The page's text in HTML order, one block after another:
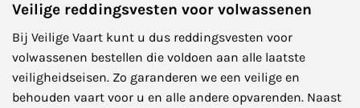
Veilige reddingsvesten voor volwassenen
Bij Veilige Vaart kunt u dus reddingsvesten voor
volwassenen bestellen die voldoen aan alle laatste
veiligheidseisen. Zo garanderen we een veilige en
behouden vaart voor u en alle andere opvarenden. Naast